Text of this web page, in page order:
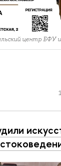
центр БФУ